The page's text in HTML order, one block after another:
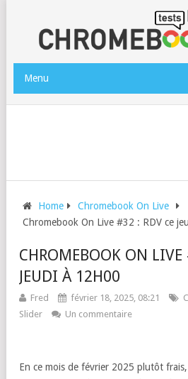
Menu
Home
Chromebook On Live
Chromebook On Live #32 : RDV ce
CHROMEBOOK ON
JEUDI À 12H00
Fred février 18, 2025, 08:21
Slider
Un commentaire
En ce mois de février 2025 plutôt